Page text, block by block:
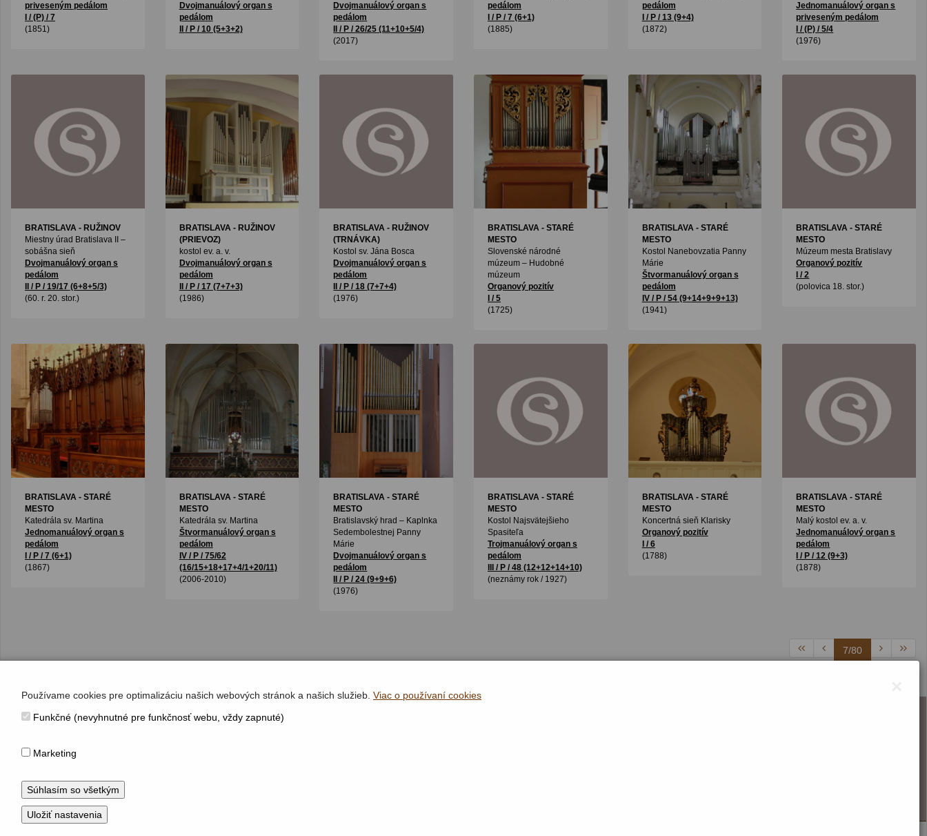
priveseným pedálom
I / (P) / 7
(1851)
Dvojmanuálový organ s
pedálom
II / P / 10 (5+3+2)
Dvojmanuálový organ s
pedálom
II / P / 26/25 (11+10+5/4)
(2017)
pedálom
I / P / 7 (6+1)
(1885)
pedálom
I / P / 13 (9+4)
(1872)
Jednomanuálový organ s
priveseným pedálom
I / (P) / 5/4
(1976)
BRATISLAVA - RUŽINOV
Miestny úrad Bratislava II –
sobášna sieň
Dvojmanuálový organ s
pedálom
II / P / 19/17 (6+8+5/3)
(60. r. 20. stor.)
BRATISLAVA - RUŽINOV
(PRIEVOZ)
kostol ev. a. v.
Dvojmanuálový organ s
pedálom
II / P / 17 (7+7+3)
(1986)
BRATISLAVA - RUŽINOV
(TRNÁVKA)
Kostol sv. Jána Bosca
Dvojmanuálový organ s
pedálom
II / P / 18 (7+7+4)
(1976)
BRATISLAVA - STARÉ
MESTO
Slovenské národné
múzeum – Hudobné
múzeum
Organový pozitív
I / 5
(1725)
BRATISLAVA - STARÉ
MESTO
Kostol Nanebovzatia Panny
Márie
Štvormanuálový organ s
pedálom
IV / P / 54 (9+14+9+9+13)
(1941)
BRATISLAVA - STARÉ
MESTO
Múzeum mesta Bratislavy
Organový pozitív
I / 2
(polovica 18. stor.)
BRATISLAVA - STARÉ
MESTO
Katedrála sv. Martina
Jednomanuálový organ s
pedálom
I / P / 7 (6+1)
(1867)
BRATISLAVA - STARÉ
MESTO
Katedrála sv. Martina
Štvormanuálový organ s
pedálom
IV / P / 75/62
(16/15+18+17+4/1+20/11)
(2006-2010)
BRATISLAVA - STARÉ
MESTO
Bratislavský hrad – Kaplnka
Sedembolestnej Panny
Márie
Dvojmanuálový organ s
pedálom
II / P / 24 (9+9+6)
(1976)
BRATISLAVA - STARÉ
MESTO
Kostol Najsvätejšieho
Spasiteľa
Trojmanuálový organ s
pedálom
III / P / 48 (12+12+14+10)
(neznámy rok / 1927)
BRATISLAVA - STARÉ
MESTO
Koncertná sieň Klarisky
Organový pozitív
I / 6
(1788)
BRATISLAVA - STARÉ
MESTO
Malý kostol ev. a. v.
Jednomanuálový organ s
pedálom
I / P / 12 (9+3)
(1878)
7/80
KONTAKT
Hudobné centrum
+421 (2) 2047 0111, info@hc.sk
www.hc.sk
Používame cookies pre optimalizáciu našich webových stránok a našich služieb. Viac o používaní cookies
Funkčné (nevyhnutné pre funkčnosť webu, vždy zapnuté)
Marketing